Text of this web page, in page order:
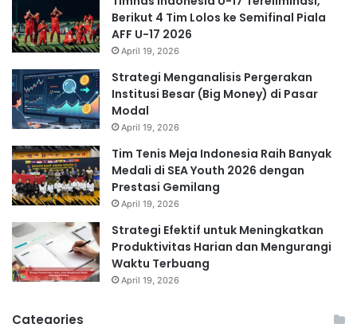
Berikut 4 Tim Lolos ke Semifinal Piala
AFF U-17 2026
April 19, 2026
Strategi Menganalisis Pergerakan
Institusi Besar (Big Money) di Pasar
Modal
April 19, 2026
Tim Tenis Meja Indonesia Raih Banyak
Medali di SEA Youth 2026 dengan
Prestasi Gemilang
April 19, 2026
Strategi Efektif untuk Meningkatkan
Produktivitas Harian dan Mengurangi
Waktu Terbuang
April 19, 2026
Categories